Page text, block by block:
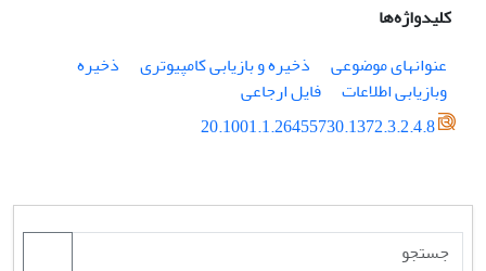
کلیدواژه‌ها
عنوانهای موضوعی
ذخیره و بازیابی کامپیوتری
ذخیره
وبازیابی اطلاعات
فایل ارجاعی
20.1001.1.26455730.1372.3.2.4.8